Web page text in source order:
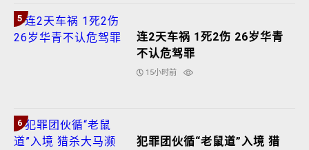
5
连2天车祸 1死2伤 26岁华青
不认危驾罪
15小时前
6
犯罪团伙循“老鼠道”入境 猎